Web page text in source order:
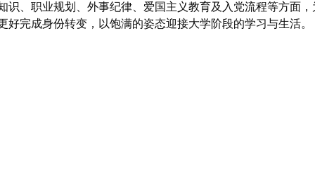
识、职业规划、外事纪律、爱国主义教育及入党流程等方面
好完成身份转变，以饱满的姿态迎接大学阶段的学习与生活。